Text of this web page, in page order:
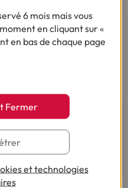
malentendant
en Langue Des Signes
6 mois mais vous
en cliquant sur «
en bas de chaque page
Fermer
et technologies